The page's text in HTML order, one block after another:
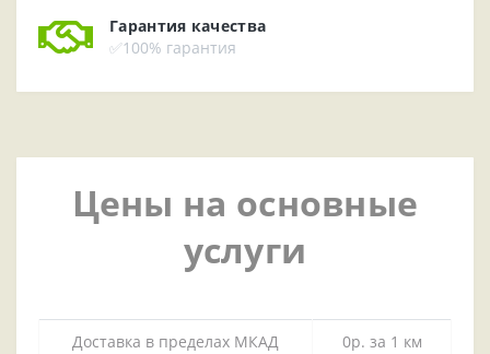
Гарантия качества
✅100% гарантия
Цены на основные
услуги
Доставка в пределах МКАД 0р. за 1 км